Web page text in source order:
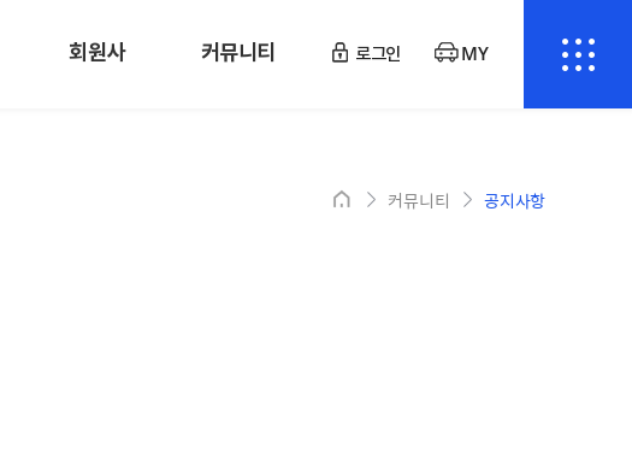
회원사 커뮤니티 로그인 MY
커뮤니티 공지사항